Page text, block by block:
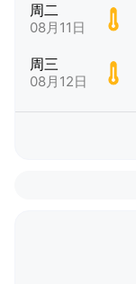
周二
08月11日
周三
08月12日